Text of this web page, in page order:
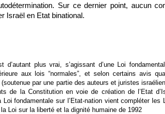
Sur ce dernier point, aucun
Israël en Etat binational.
d’autant plus vrai, s’agissant d’une Loi
aux lois “normales”, et selon certains avis
(soutenue par une partie des auteurs et juristes
de la Constitution en voie de création de l’Etat
Loi fondamentale sur l’Etat-nation vient compléter les
Loi sur la liberté et la dignité humaine de 1992